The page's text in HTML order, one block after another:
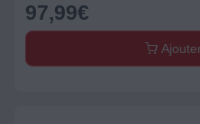
97,99€